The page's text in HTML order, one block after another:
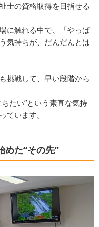
士の資格取得を目指せる
に触れる中で、「やっぱ
気持ちが、だんだんとは
挑戦して、早い段階から
たい”という素直な気持
ています。
めた“その先”